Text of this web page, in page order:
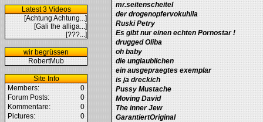
Latest 3 Videos
[Achtung Achtung...]
[Gali the alliga...]
[???...]
wir begrüssen
RobertMub
Site Info
Members:
0
Forum Posts:
0
Kommentare:
0
Pictures:
0
mr.seitenscheitel
der drogenopfervokuhila
Ruski Petry
Es gibt nur einen echten Pornostar !
drugged Oliba
oh baby
die unglaublichen
ein ausgepraegtes exemplar
is ja dreckich
Pussy Mustache
Moving David
The inner Jew
GarantiertOriginal